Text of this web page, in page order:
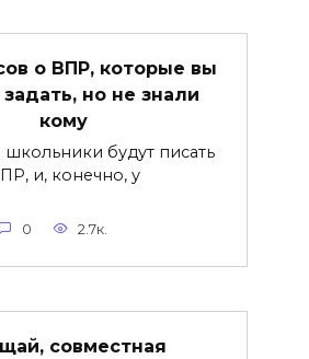
о ВПР, которые вы
но не знали
кому
будут писать
и, конечно, у
0 2.7к.
совместная